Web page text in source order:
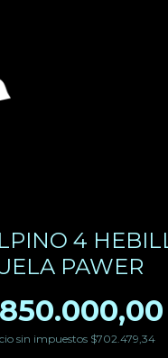
4
PAWER
sin impuestos $702.479,34